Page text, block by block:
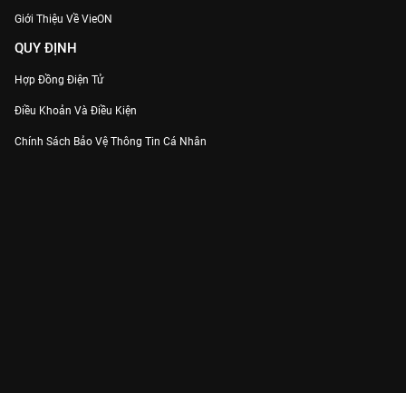
Giới Thiệu Về VieON
QUY ĐỊNH
Hợp Đồng Điện Tử
Điều Khoản Và Điều Kiện
Chính Sách Bảo Vệ Thông Tin Cá Nhân